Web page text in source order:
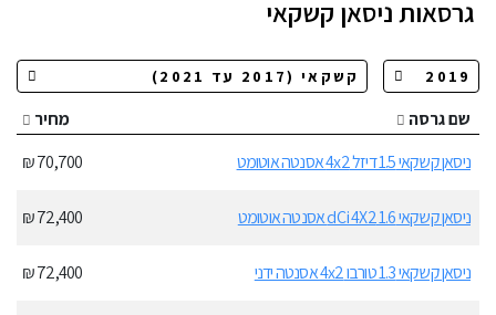
גרסאותניסאן קשקאי
שם גרסה
מחיר
ניסאן קשקאי 1.5 דיזל 4x2 אסנטה אוטומט
70,700 ₪
ניסאן קשקאי 1.6 dCi 4X2 אסנטה אוטומט 72,400 ₪
ניסאן קשקאי 1.3 טורבו 4x2 אסנטה ידני 72,400 ₪